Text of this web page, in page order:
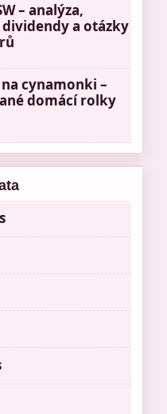
– analýza,
a otázky
cynamonki –
domácí rolky